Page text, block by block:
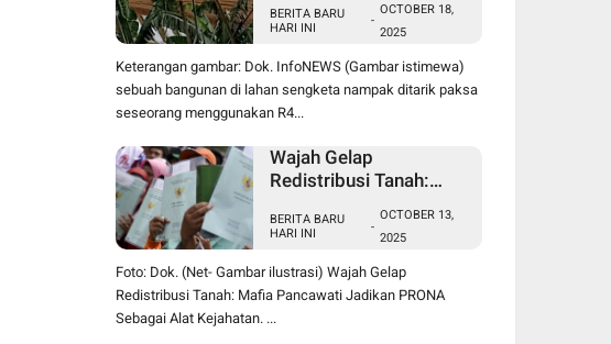
Pencurian di Lahan
Sengketa Pancawati
Bogor, Kasusnya Jadi
Sorotan Publik
BERITA BARU
HARI INI
-
OCTOBER 18,
2025
Keterangan gambar: Dok. InfoNEWS (Gambar istimewa)
sebuah bangunan di lahan sengketa nampak ditarik paksa
seseorang menggunakan R4...
Wajah Gelap
Redistribusi Tanah:
Jadikan PRONA
Sebagai Alat Kejahatan
BERITA BARU
HARI INI
-
OCTOBER 13,
2025
Foto: Dok. (Net- Gambar ilustrasi) Wajah Gelap
Redistribusi Tanah: Mafia Pancawati Jadikan PRONA
Sebagai Alat Kejahatan. ...